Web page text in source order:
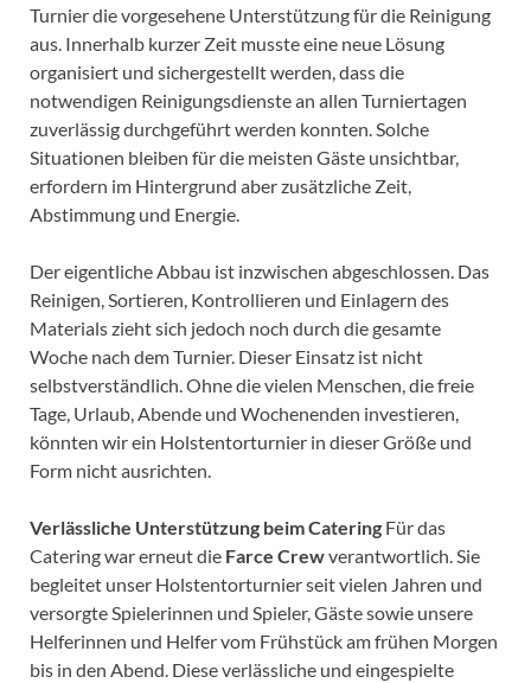
Turnier die vorgesehene Unterstützung für die Reinigung
aus. Innerhalb kurzer Zeit musste eine neue Lösung
organisiert und sichergestellt werden, dass die
notwendigen Reinigungsdienste an allen Turniertagen
zuverlässig durchgeführt werden konnten. Solche
Situationen bleiben für die meisten Gäste unsichtbar,
erfordern im Hintergrund aber zusätzliche Zeit,
Abstimmung und Energie.
Der eigentliche Abbau ist inzwischen abgeschlossen. Das
Reinigen, Sortieren, Kontrollieren und Einlagern des
Materials zieht sich jedoch noch durch die gesamte
Woche nach dem Turnier. Dieser Einsatz ist nicht
selbstverständlich. Ohne die vielen Menschen, die freie
Tage, Urlaub, Abende und Wochenenden investieren,
könnten wir ein Holstentorturnier in dieser Größe und
Form nicht ausrichten.
Verlässliche Unterstützung beim Catering Für das
Catering war erneut die Farce Crewverantwortlich. Sie
begleitet unser Holstentorturnier seit vielen Jahren und
versorgte Spielerinnen und Spieler, Gäste sowie unsere
Helferinnen und Helfer vom Frühstück am frühen Morgen
bis in den Abend. Diese verlässliche und eingespielte